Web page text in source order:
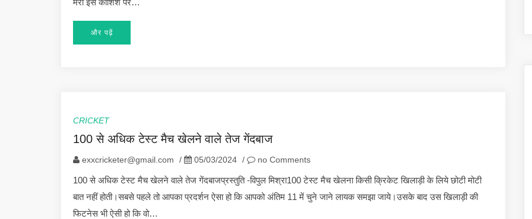
और पढ़ें
CRICKET
100 से अधिक टेस्ट मैच खेलने वाले तेज गेंदबाज
exxcricketer@gmail.com / 05/03/2024 / no Comments
100 से अधिक टेस्ट मैच खेलने वाले तेज गेंदबाजप्रस्तुति -विपुल मिश्रा100 टेस्ट मैच खेलना किसी क्रिकेट खिलाड़ी के लिये छोटी मोटी
बात नहीं होती।सबसे पहले तो आपका प्रदर्शन ऐसा हो कि आपको अंतिम 11 में चुने जाने लायक समझा जाये।उसके बाद उस खिलाड़ी की
फिटनेस भी ऐसी हो कि वो…